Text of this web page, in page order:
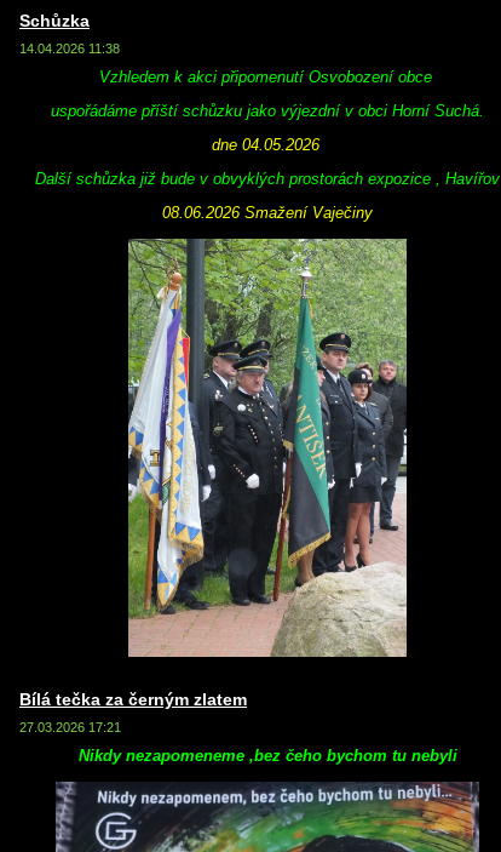
Schůzka
14.04.2026 11:38
Vzhledem k akci připomenutí Osvobození obce
uspořádáme příští schůzku jako výjezdní v obci Horní Suchá.
dne 04.05.2026
Další schůzka již bude v obvyklých prostorách expozice , Havířov
08.06.2026 Smažení Vaječiny
Bílá tečka za černým zlatem
27.03.2026 17:21
Nikdy nezapomeneme ,bez čeho bychom tu nebyli